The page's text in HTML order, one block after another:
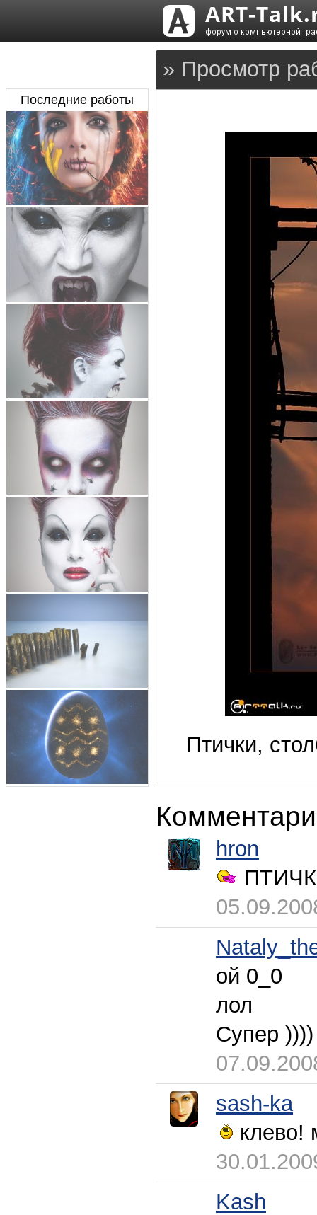
» Просмотр
Птички,
hron
ой 0_0
лол
Супер ))))
sash-ka
клево!
Kash
Последние работы